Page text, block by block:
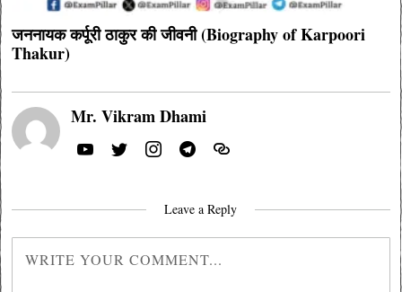
जननायक कर्पूरी ठाकुर की जीवनी (Biography of Karpoori
Thakur)
Mr. Vikram Dhami
Leave a Reply